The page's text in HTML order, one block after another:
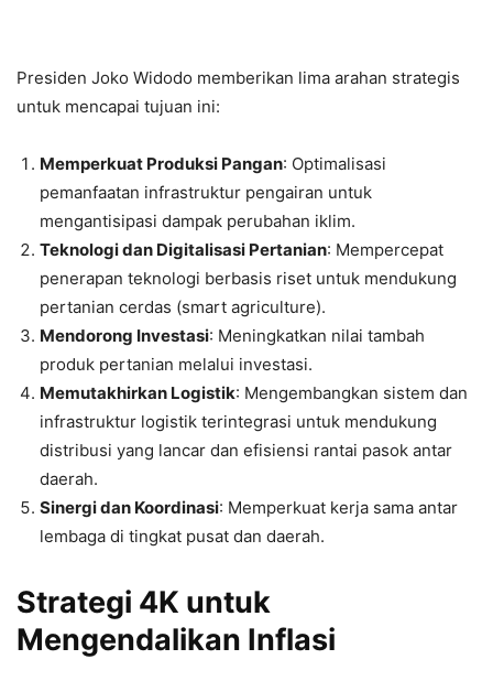
Presiden Joko Widodo memberikan lima arahan strategis
untuk mencapai tujuan ini:
Memperkuat Produksi Pangan: Optimalisasi
pemanfaatan infrastruktur pengairan untuk
mengantisipasi dampak perubahan iklim.
Teknologi dan Digitalisasi Pertanian: Mempercepat
penerapan teknologi berbasis riset untuk mendukung
pertanian cerdas (smart agriculture).
Mendorong Investasi: Meningkatkan nilai tambah
produk pertanian melalui investasi.
Memutakhirkan Logistik: Mengembangkan sistem dan
infrastruktur logistik terintegrasi untuk mendukung
distribusi yang lancar dan efisiensi rantai pasok antar
daerah.
Sinergi dan Koordinasi: Memperkuat kerja sama antar
lembaga di tingkat pusat dan daerah.
Strategi 4K untuk
Mengendalikan Inflasi